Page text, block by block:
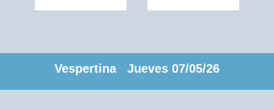
Vespertina Jueves 07/05/26